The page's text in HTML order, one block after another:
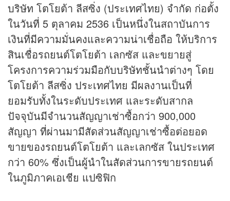
บริษัท โตโยต้า ลีสซิ่ง (ประเทศไทย) จำกัด ก่อตั้ง
ในวันที่ 5 ตุลาคม 2536 เป็นหนึ่งในสถาบันการ
เงินที่มีความมั่นคงและความน่าเชื่อถือ ให้บริการ
สินเชื่อรถยนต์โตโยต้า เลกซัส และขยายสู่
โครงการความร่วมมือกับบริษัทชั้นนำต่างๆ โดย
โตโยต้า ลีสซิ่ง ประเทศไทย มีผลงานเป็นที่
ยอมรับทั้งในระดับประเทศ และระดับสากล
ปัจจุบันมีจำนวนสัญญาเช่าซื้อกว่า 900,000
สัญญา ที่ผ่านมามีสัดส่วนสัญญาเช่าซื้อต่อยอด
ขายของรถยนต์โตโยต้า และเลกซัส ในประเทศ
กว่า 60% ซึ่งเป็นผู้นำในสัดส่วนการขายรถยนต์
ในภูมิภาคเอเชีย แปซิฟิก